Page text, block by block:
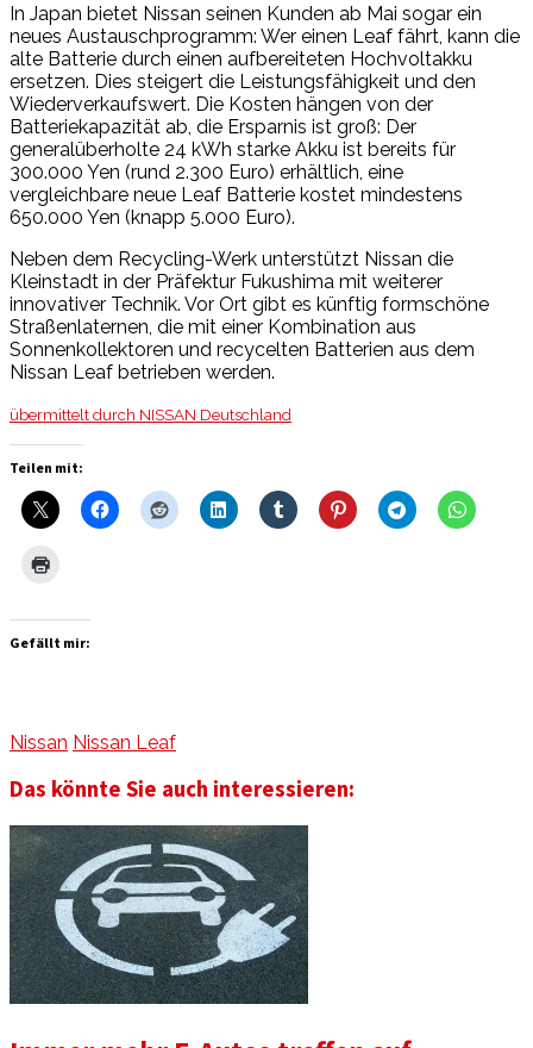
In Japan bietet Nissan seinen Kunden ab Mai sogar ein
neues Austauschprogramm: Wer einen Leaf fährt, kann die
alte Batterie durch einen aufbereiteten Hochvoltakku
ersetzen. Dies steigert die Leistungsfähigkeit und den
Wiederverkaufswert. Die Kosten hängen von der
Batteriekapazität ab, die Ersparnis ist groß: Der
generalüberholte 24 kWh starke Akku ist bereits für
300.000 Yen (rund 2.300 Euro) erhältlich, eine
vergleichbare neue Leaf Batterie kostet mindestens
650.000 Yen (knapp 5.000 Euro).
Neben dem Recycling-Werk unterstützt Nissan die
Kleinstadt in der Präfektur Fukushima mit weiterer
innovativer Technik. Vor Ort gibt es künftig formschöne
Straßenlaternen, die mit einer Kombination aus
Sonnenkollektoren und recycelten Batterien aus dem
Nissan Leaf betrieben werden.
übermittelt durch NISSAN Deutschland
Teilen mit:
Gefällt mir:
Nissan Nissan Leaf
Das könnte Sie auch interessieren: